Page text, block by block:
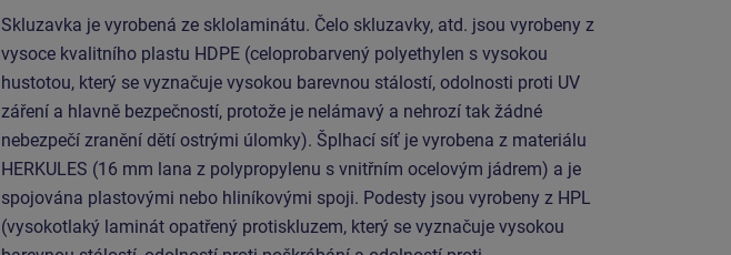
Skluzavka je vyrobená ze sklolaminátu. Čelo skluzavky, atd. jsou vyrobeny z
vysoce kvalitního plastu HDPE (celoprobarvený polyethylen s vysokou
hustotou, který se vyznačuje vysokou barevnou stálostí, odolnosti proti UV
záření a hlavně bezpečností, protože je nelámavý a nehrozí tak žádné
nebezpečí zranění dětí ostrými úlomky). Šplhací síť je vyrobena z materiálu
HERKULES (16 mm lana z polypropylenu s vnitřním ocelovým jádrem) a je
spojována plastovými nebo hliníkovými spoji. Podesty jsou vyrobeny z HPL
(vysokotlaký laminát opatřený protiskluzem, který se vyznačuje vysokou